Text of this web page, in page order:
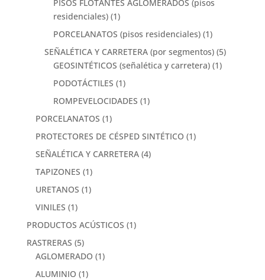
PISOS FLOTANTES AGLOMERADOS (pisos
residenciales) (1)
PORCELANATOS (pisos residenciales) (1)
SEÑALÉTICA Y CARRETERA (por segmentos) (5)
GEOSINTÉTICOS (señalética y carretera) (1)
PODOTÁCTILES (1)
ROMPEVELOCIDADES (1)
PORCELANATOS (1)
PROTECTORES DE CÉSPED SINTÉTICO (1)
SEÑALÉTICA Y CARRETERA (4)
TAPIZONES (1)
URETANOS (1)
VINILES (1)
PRODUCTOS ACÚSTICOS (1)
RASTRERAS (5)
AGLOMERADO (1)
ALUMINIO (1)